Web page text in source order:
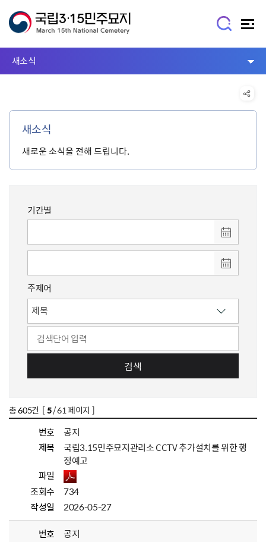
새소식
새소식
새로운 소식을 전해 드립니다.
기간별
주제어
검색
총605건 [5/ 61 페이지 ]
번호
공지
제목
국립3.15민주묘지관리소 CCTV 추가설치를 위한 행
정예고
파일
조회수
734
작성일
2026-05-27
번호
공지